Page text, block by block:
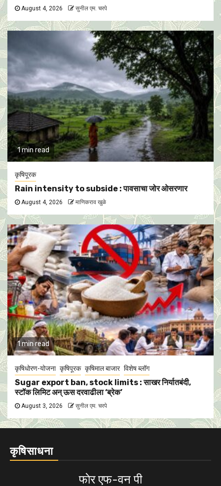
August 4, 2026 सुनील एम. चरपे
1 min read
कृषिपूरक
Rain intensity to subside : पावसाचा जोर ओसरणार
August 4, 2026 माणिकराव खुळे
1 min read
कृषिधोरण-योजना कृषिपूरक कृषिमाल बाजार विशेष ब्लॉग
Sugar export ban, stock limits : साखर निर्यातबंदी,
स्टॉक लिमिट अन् ऊस दरवाढीला ‘ब्रेक’
August 3, 2026 सुनील एम. चरपे
कृषिसाधना
फाेर एफ-वन पी